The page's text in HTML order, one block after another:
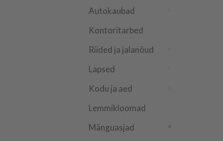
Autokaubad
Kontoritarbed
Riided ja jalanõud
Lapsed
Kodu ja aed
Lemmikloomad
Mänguasjad